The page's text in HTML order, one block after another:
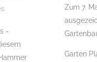
DACHBEGRÜNUNG
FASSADENBEGRÜNUNG
URBANER RAUM – DER
STADTGARTEN
-
Zum 7.
Garten